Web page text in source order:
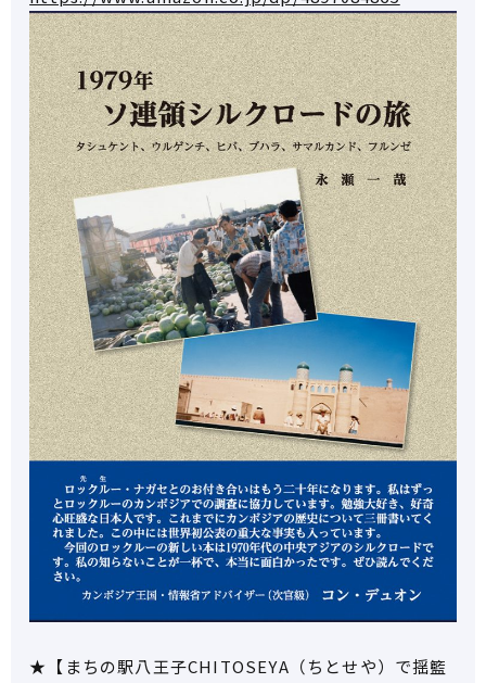
★【まちの駅八王子CHITOSEYA（ちとせや）で揺籃